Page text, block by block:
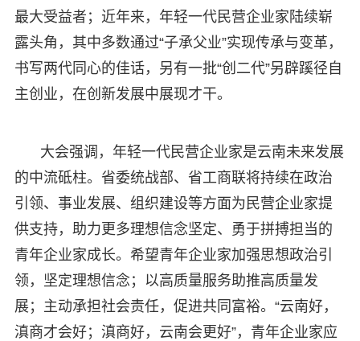
最大受益者；近年来，年轻一代民营企业家陆续崭
露头角，其中多数通过“子承父业”实现传承与变革，
书写两代同心的佳话，另有一批“创二代”另辟蹊径自
主创业，在创新发展中展现才干。
大会强调，年轻一代民营企业家是云南未来发展
的中流砥柱。省委统战部、省工商联将持续在政治
引领、事业发展、组织建设等方面为民营企业家提
供支持，助力更多理想信念坚定、勇于拼搏担当的
青年企业家成长。希望青年企业家加强思想政治引
领，坚定理想信念；以高质量服务助推高质量发
展；主动承担社会责任，促进共同富裕。“云南好，
滇商才会好；滇商好，云南会更好”，青年企业家应